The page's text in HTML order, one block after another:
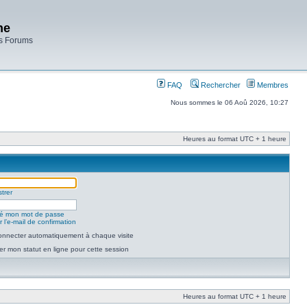
Forums
FAQ Rechercher Membres
Nous sommes le 06 Aoû 2026, 10:27
Heures au format UTC + 1 heure
mon mot de passe
l’e-mail de confirmation
automatiquement à chaque visite
mon statut en ligne pour cette session
Heures au format UTC + 1 heure